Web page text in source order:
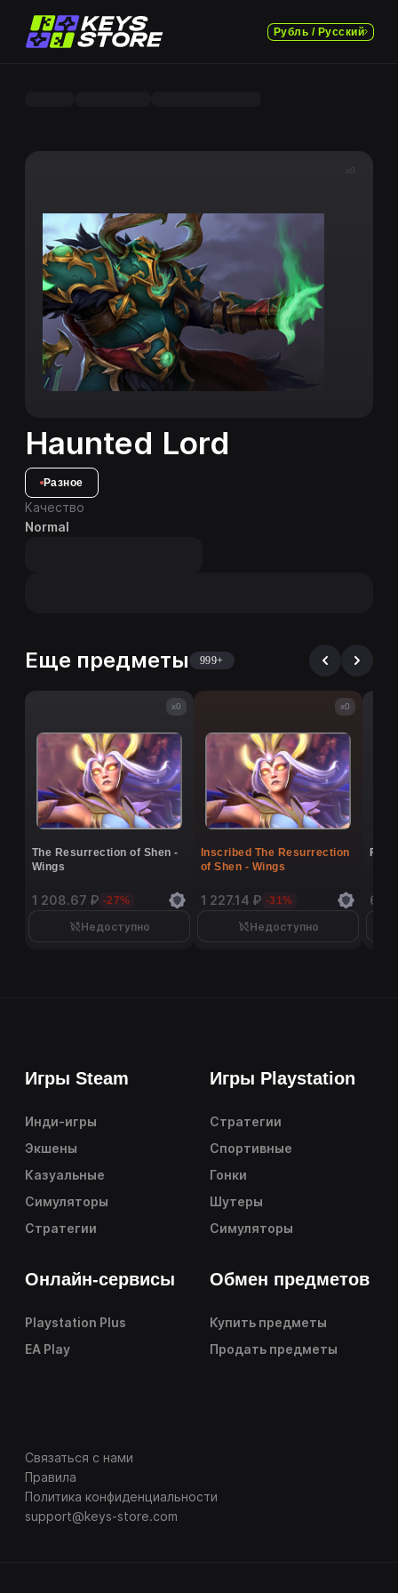
Рубль / Русский
x0
Haunted Lord
Разное
Качество
Normal
Еще предметы 999+
x0
The Resurrection of Shen -
Wings
1 208.67 ₽ -27%
Недоступно
x0
Inscribed The Resurrection
of Shen - Wings
1 227.14 ₽ -31%
Недоступно
6
Игры Steam
Инди-игры
Экшены
Казуальные
Симуляторы
Стратегии
Игры Playstation
Стратегии
Спортивные
Гонки
Шутеры
Симуляторы
Онлайн-сервисы
Playstation Plus
EA Play
Обмен предметов
Купить предметы
Продать предметы
Связаться с нами
Правила
Политика конфиденциальности
support@keys-store.com